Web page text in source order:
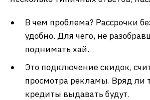
В чем проблема? Рассрочки
удобно. Для чего, не
поднимать хай.
Это подключение скидок,
просмотра рекламы. Вряд ли
кредиты выдавать будут.